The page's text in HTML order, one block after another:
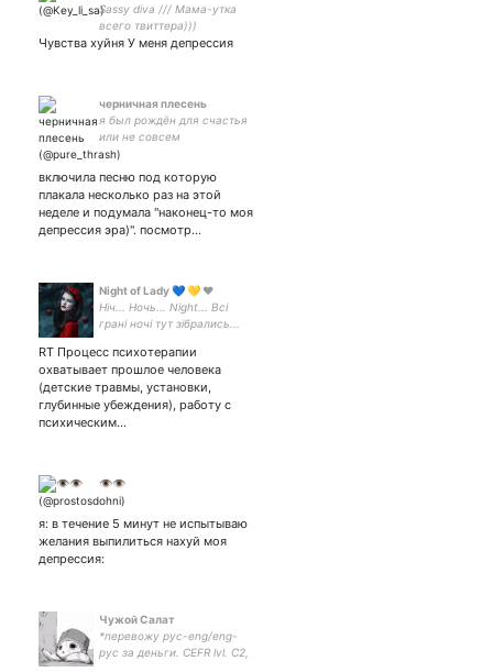
Sassy diva /// Мама-утка
всего твиттера)))
Чувства хуйня У меня депрессия
черничная плесень
я был рождён для счастья
или не совсем
включила песню под которую
плакала несколько раз на этой
неделе и подумала "наконец-то моя
депрессия эра)". посмотр…
Night of Lady 💙 💛 ❤️
Ніч... Ночь... Night... Всі
грані ночі тут зібрались...
#ПідтримайСвоїх
#допомога_тваринам
#ЛГБТ_френдлі 🏳️‍🌈
#StopHomofobia
RT Процесс психотерапии
охватывает прошлое человека
(детские травмы, установки,
глубинные убеждения), работу с
психическим…
👁👁
я: в течение 5 минут не испытываю
желания выпилиться нахуй моя
депрессия:
Чужой Салат
*перевожу рус-eng/eng-
рус за деньги. CEFR lvl. C2,